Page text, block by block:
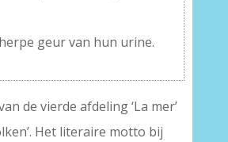
geur van hun urine.
de vierde afdeling ‘La mer’
Het literaire motto bij